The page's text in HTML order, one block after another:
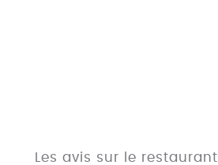
Les avis sur le restaurant